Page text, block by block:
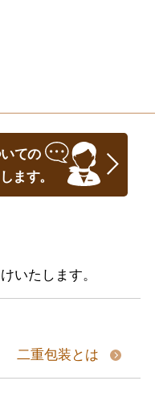
ての
ます。
いたします。
二重包装とは